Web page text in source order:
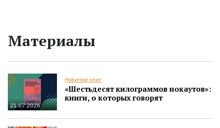
Материалы
21.07.2026
Новинки книг
«Шестьдесят килограммов нокаутов»:
книги, о которых говорят